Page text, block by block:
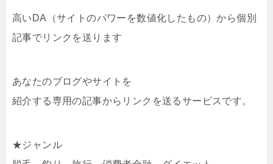
高いDA（サイトのパワーを数値化したもの）から個別
記事でリンクを送ります
あなたのブログやサイトを
紹介する専用の記事からリンクを送るサービスです。
★ジャンル